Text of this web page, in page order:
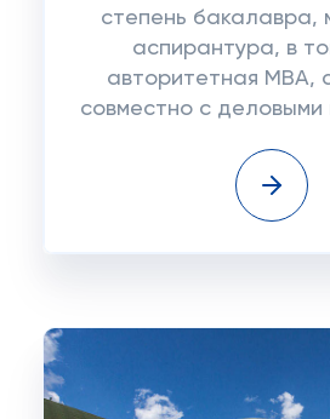
степень бакалавра,
аспирантура, в
авторитетная MBA,
совместно с деловыми